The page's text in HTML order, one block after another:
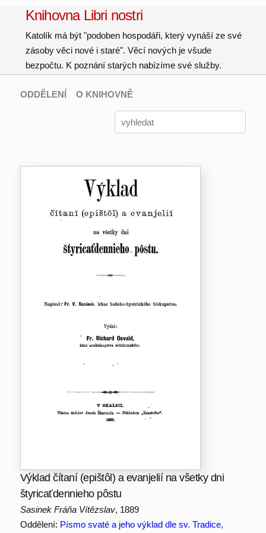
Knihovna Libri nostri
Katolík má být "podoben hospodáři, který vynáší ze své
zásoby věci nové i staré". Věcí nových je všude
bezpočtu. K poznání starých nabízíme své služby.
ODDĚLENÍ O KNIHOVNĚ
Výklad čítaní (epištôl) a evanjelií na všetky dni
štyricaťdennieho pôstu
Sasinek Fráňa Vítězslav, 1889
Oddělení: Písmo svaté a jeho výklad dle sv. Tradice,